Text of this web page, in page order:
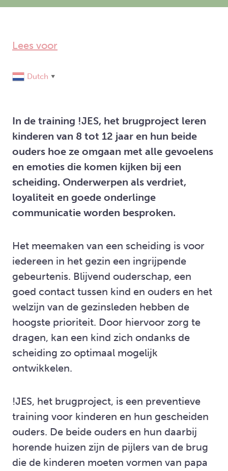
Lees voor
Dutch ▼
In de training !JES, het brugproject leren
kinderen van 8 tot 12 jaar en hun beide
ouders hoe ze omgaan met alle gevoelens
en emoties die komen kijken bij een
scheiding. Onderwerpen als verdriet,
loyaliteit en goede onderlinge
communicatie worden besproken.
Het meemaken van een scheiding is voor
iedereen in het gezin een ingrijpende
gebeurtenis. Blijvend ouderschap, een
goed contact tussen kind en ouders en het
welzijn van de gezinsleden hebben de
hoogste prioriteit. Door hiervoor zorg te
dragen, kan een kind zich ondanks de
scheiding zo optimaal mogelijk
ontwikkelen.
!JES, het brugproject, is een preventieve
training voor kinderen en hun gescheiden
ouders. De beide ouders en hun daarbij
horende huizen zijn de pijlers van de brug
die de kinderen moeten vormen van papa